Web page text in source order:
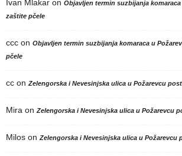
Ivan Mlakar on Objavljen termin suzbijanja
zaštite pčele
ccc on Objavljen termin suzbijanja komaraca u
pčele
cc on Zelengorska i Nevesinjska ulica u Požarevcu
Mira on Zelengorska i Nevesinjska ulica u Požarevcu
Milos on Zelengorska i Nevesinjska ulica u Požarevcu